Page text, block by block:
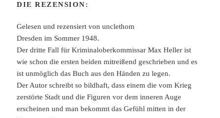
DIE REZENSION:
Gelesen und rezensiert von unclethom
Dresden im Sommer 1948.
Der dritte Fall für Kriminaloberkommissar Max Heller ist
wie schon die ersten beiden mitreißend geschrieben und es
ist unmöglich das Buch aus den Händen zu legen.
Der Autor schreibt so bildhaft, dass einem die vom Krieg
zerstörte Stadt und die Figuren vor dem inneren Auge
erscheinen und man bekommt das Gefühl mitten in der